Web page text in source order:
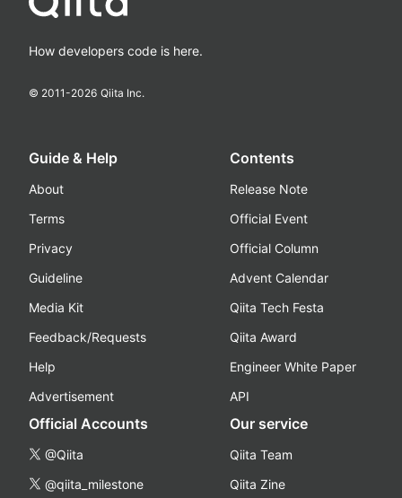
How developers code is here.
© 2011-2026 Qiita Inc.
Guide & Help
About
Terms
Privacy
Guideline
Media Kit
Feedback/Requests
Help
Advertisement
Contents
Release Note
Official Event
Official Column
Advent Calendar
Qiita Tech Festa
Qiita Award
Engineer White Paper
API
Official Accounts
@Qiita
@qiita_milestone
Our service
Qiita Team
Qiita Zine